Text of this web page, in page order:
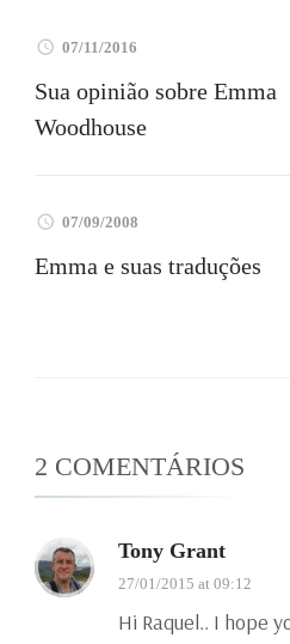
07/11/2016
Sua opinião sobre Emma
Woodhouse
07/09/2008
Emma e suas traduções
2 COMENTÁRIOS
Tony Grant
27/01/2015 at 09:12
Hi Raquel.. I hope